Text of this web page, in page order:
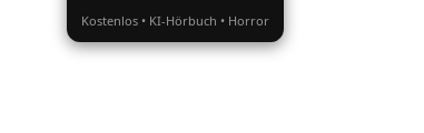
Kostenlos • KI-Hörbuch • Horror